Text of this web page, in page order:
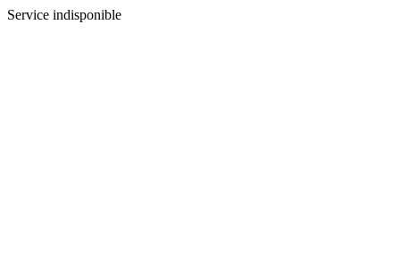
Service indisponible